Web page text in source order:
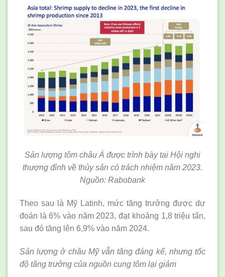
Sản lượng tôm châu Á được trình bày tại Hội nghị
thượng đỉnh về thủy sản có trách nhiệm năm 2023.
Nguồn: Rabobank
Theo sau là Mỹ Latinh, mức tăng trưởng được dự
đoán là 6% vào năm 2023, đạt khoảng 1,8 triệu tấn,
sau đó tăng lên 6,9% vào năm 2024.
Sản lượng ở châu Mỹ vẫn tăng đáng kể, nhưng tốc
độ tăng trưởng của nguồn cung tôm lại giảm